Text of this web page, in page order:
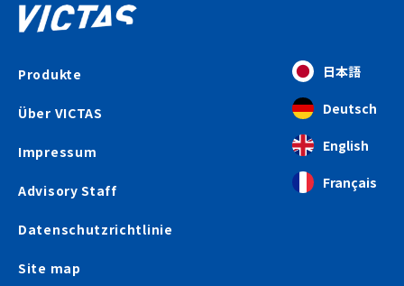
Produkte
Über VICTAS
Impressum
Advisory Staff
Datenschutzrichtlinie
Site map
日本語
Deutsch
English
Français